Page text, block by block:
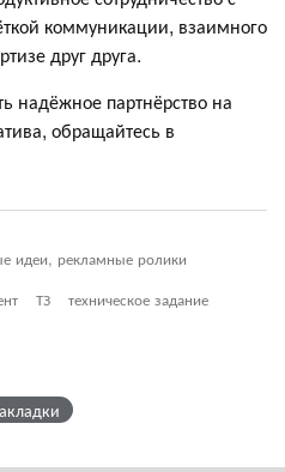
коммуникации, взаимного
друг друга.
надёжное партнёрство на
обращайтесь в
идеи, рекламные ролики
ТЗ
техническое задание